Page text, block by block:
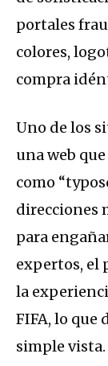
portales
colores,
compra
Uno de los
una web
como
direcciones
para
expertos, el
la
FIFA, lo que
simple vista.